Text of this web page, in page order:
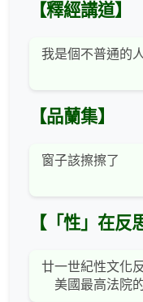
【釋經講道】
我是個不普通的人
【品蘭集】
窗子該擦擦了
【「性」在反
廿一世紀性文化
美國最高法院